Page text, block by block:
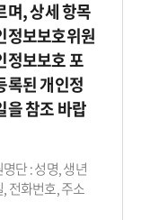
며, 상세 항목
정보보호위원
정보보호 포
록된 개인정
을 참조 바랍
단 : 성명, 생년
, 전화번호, 주소